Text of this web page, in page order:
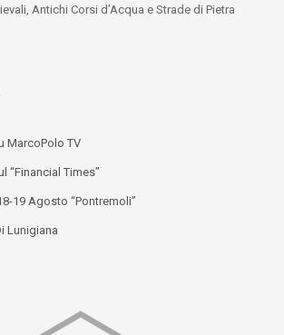
Antichi Corsi d’Acqua e Strade di Pietra
MarcoPolo TV
“Financial Times”
19 Agosto “Pontremoli”
Lunigiana